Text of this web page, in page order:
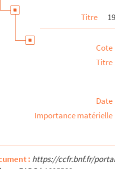
Titre
Cote
Titre
Date
Importance matérielle
: https://ccfr.bnf.fr/